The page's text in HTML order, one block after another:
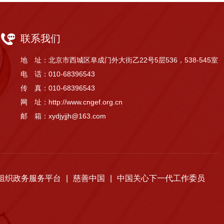
联系我们
地 址：北京市西城区阜成门外大街乙22号5层536，538-545室
电 话：010-68396543
传 真：010-68396543
网 址：http://www.cngef.org.cn
邮 箱：xydjyjjh@163.com
织政务服务平台 慈善中国 中国关心下一代工作委员